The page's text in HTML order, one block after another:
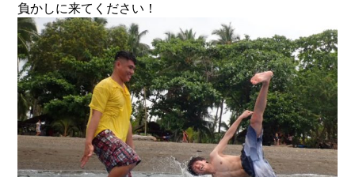
負かしに来てください！